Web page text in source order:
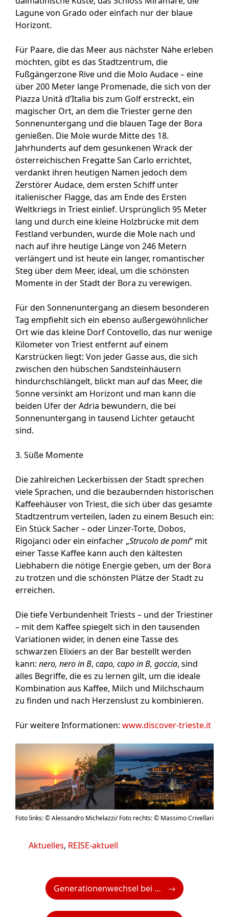
Lagune von Grado oder einfach nur der blaue
Horizont.
Für Paare, die das Meer aus nächster Nähe erleben
möchten, gibt es das Stadtzentrum, die
Fußgängerzone Rive und die Molo Audace – eine
über 200 Meter lange Promenade, die sich von der
Piazza Unità d’Italia bis zum Golf erstreckt, ein
magischer Ort, an dem die Triester gerne den
Sonnenuntergang und die blauen Tage der Bora
genießen. Die Mole wurde Mitte des 18.
Jahrhunderts auf dem gesunkenen Wrack der
österreichischen Fregatte San Carlo errichtet,
verdankt ihren heutigen Namen jedoch dem
Zerstörer Audace, dem ersten Schiff unter
italienischer Flagge, das am Ende des Ersten
Weltkriegs in Triest einlief. Ursprünglich 95 Meter
lang und durch eine kleine Holzbrücke mit dem
Festland verbunden, wurde die Mole nach und
nach auf ihre heutige Länge von 246 Metern
verlängert und ist heute ein langer, romantischer
Steg über dem Meer, ideal, um die schönsten
Momente in der Stadt der Bora zu verewigen.
Für den Sonnenuntergang an diesem besonderen
Tag empfiehlt sich ein ebenso außergewöhnlicher
Ort wie das kleine Dorf Contovello, das nur wenige
Kilometer von Triest entfernt auf einem
Karstrücken liegt: Von jeder Gasse aus, die sich
zwischen den hübschen Sandsteinhäusern
hindurchschlängelt, blickt man auf das Meer, die
Sonne versinkt am Horizont und man kann die
beiden Ufer der Adria bewundern, die bei
Sonnenuntergang in tausend Lichter getaucht
sind.
3. Süße Momente
Die zahlreichen Leckerbissen der Stadt sprechen
viele Sprachen, und die bezaubernden historischen
Kaffeehäuser von Triest, die sich über das gesamte
Stadtzentrum verteilen, laden zu einem Besuch ein:
Ein Stück Sacher – oder Linzer-Torte, Dobos,
Rigojanci oder ein einfacher „Strucolo de pomi“ mit
einer Tasse Kaffee kann auch den kältesten
Liebhabern die nötige Energie geben, um der Bora
zu trotzen und die schönsten Plätze der Stadt zu
erreichen.
Die tiefe Verbundenheit Triests – und der Triestiner
– mit dem Kaffee spiegelt sich in den tausenden
Variationen wider, in denen eine Tasse des
schwarzen Elixiers an der Bar bestellt werden
kann: nero, nero in B, capo, capo in B, goccia, sind
alles Begriffe, die es zu lernen gilt, um die ideale
Kombination aus Kaffee, Milch und Milchschaum
zu finden und nach Herzenslust zu kombinieren.
Für weitere Informationen: www.discover-trieste.it
Foto links: © Alessandro Michelazzi/ Foto rechts: © Massimo Crivellari
Kategorien
Aktuelles, REISE-aktuell
Generationenwechsel bei VAMED Vitality World: Klaus Hofmann folgt auf Gerhard Gucher